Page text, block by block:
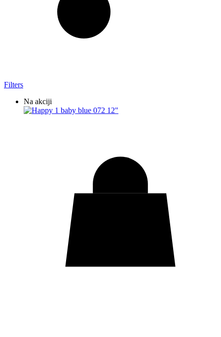
Filters
Na akciji